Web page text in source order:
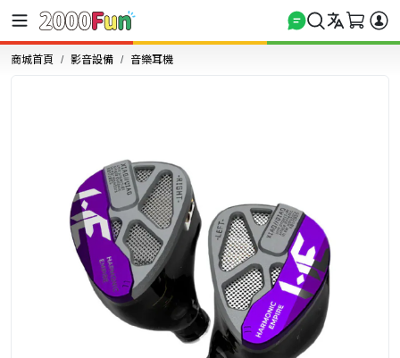
商城首頁 影音設備 音樂耳機